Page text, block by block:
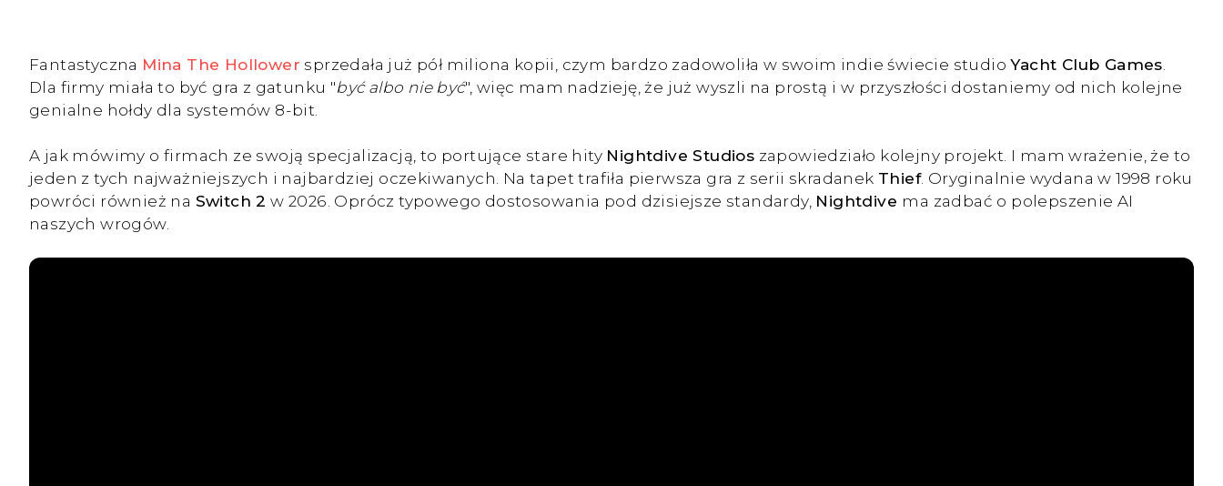
Fantastyczna Mina The Hollower sprzedała już pół miliona kopii, czym bardzo zadowoliła w swoim indie świecie studioYacht Club Games
Dla firmy miała to być gra z gatunku "być albo nie być", więc mam nadzieję, że już wyszli na prostą i w przyszłości dostaniemy od nich kolejne
genialne hołdy dla systemów 8-bit.
A jak mówimy o firmach ze swoją specjalizacją, to portujące stare hity Nightdive Studios zapowiedziało kolejny projekt. I mam wrażenie, że to
jeden z tych najważniejszych i najbardziej oczekiwanych. Na tapet trafiła pierwsza gra z serii skradanek Thief. Oryginalnie wydana w 1998 roku
powróci również na Switch 2 w 2026. Oprócz typowego dostosowania pod dzisiejsze standardy, Nightdive ma zadbać o polepszenie AI
naszych wrogów.